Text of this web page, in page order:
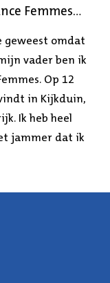
Femmes…
geweest omdat
vader ben ik
Op 12
in Kijkduin,
Ik heb heel
jammer dat ik